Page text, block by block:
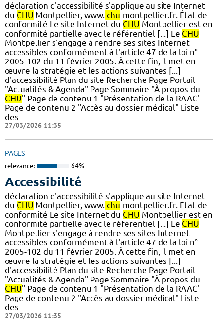
déclaration d'accessibilité s'applique au site Internet
du CHU Montpellier, www. chu-montpellier.fr. État de
conformité Le site Internet du CHU Montpellier est en
conformité partielle avec le référentiel [...] Le CHU
Montpellier s'engage à rendre ses sites Internet
accessibles conformément à l'article 47 de la loi n°
2005-102 du 11 février 2005. À cette fin, il met en
œuvre la stratégie et les actions suivantes [...]
d'accessibilité Plan du site Recherche Page Portail
"Actualités & Agenda" Page Sommaire "À propos du
CHU" Page de contenu 1 "Présentation de la RAAC"
Page de contenu 2 "Accès au dossier médical" Liste
des
27/03/2026 11:35
PAGES
relevance: 64%
Accessibilité
déclaration d'accessibilité s'applique au site Internet
du CHU Montpellier, www. chu-montpellier.fr. État de
conformité Le site Internet du CHU Montpellier est en
conformité partielle avec le référentiel [...] Le CHU
Montpellier s'engage à rendre ses sites Internet
accessibles conformément à l'article 47 de la loi n°
2005-102 du 11 février 2005. À cette fin, il met en
œuvre la stratégie et les actions suivantes [...]
d'accessibilité Plan du site Recherche Page Portail
"Actualités & Agenda" Page Sommaire "À propos du
CHU" Page de contenu 1 "Présentation de la RAAC"
Page de contenu 2 "Accès au dossier médical" Liste
des
27/03/2026 11:35